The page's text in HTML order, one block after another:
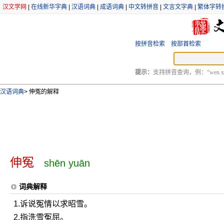
汉文学网 在线新华字典 汉语词典 成语词典 中文转拼音 文言文字典 繁体字转
按拼音检索 按部首检索
提示： 支持拼音查询，例：“wen
汉语词典> 伸冤的解释
伸冤 shēn yuān
词典解释
1.诉说冤情以求昭雪。
2.指洗雪冤屈。